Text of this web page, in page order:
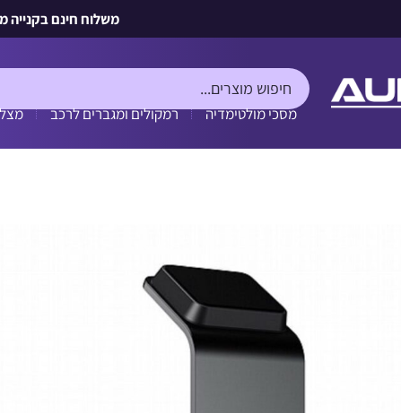
משלוח חינם בקנייה מעל
מסכי מולטימדיה רמקולים ומגברים לרכב